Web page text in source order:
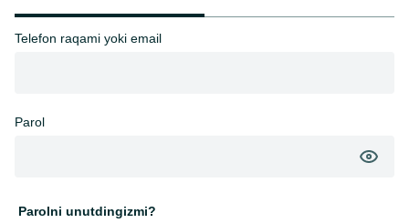
Telefon raqami yoki email
Parol
Parolni unutdingizmi?